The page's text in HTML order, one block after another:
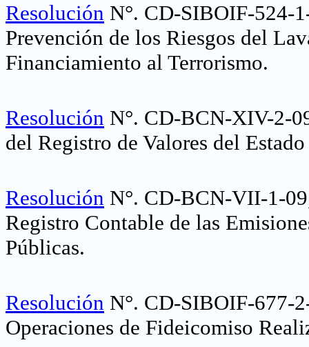
Resolución N°. CD-SIBOIF-524-
Prevención de los Riesgos del
Financiamiento al Terrorismo.
Resolución N°. CD-BCN-XIV-2-
del Registro de Valores del
Resolución N°. CD-BCN-VII-1-
Registro Contable de las
Públicas.
Resolución N°. CD-SIBOIF-677-
Operaciones de Fideicomiso